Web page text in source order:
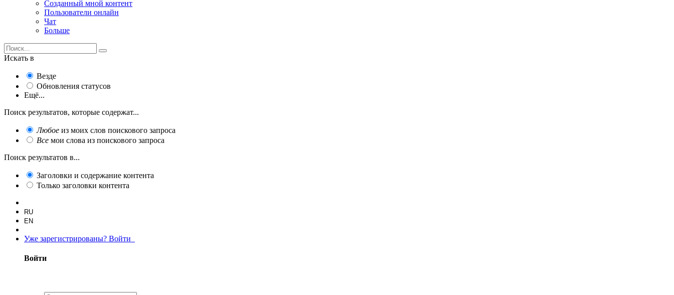
Созданный мной контент
Пользователи онлайн
Чат
Больше
Искать в
Везде
Обновления статусов
Ещё...
Поиск результатов, которые содержат...
Любое из моих слов поискового запроса
Все мои слова из поискового запроса
Поиск результатов в...
Заголовки и содержание контента
Только заголовки контента
RU
EN
Уже зарегистрированы? Войти
Войти